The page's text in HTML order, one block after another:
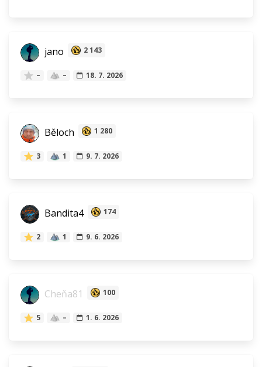
jano 2 143
– – 18. 7. 2026
Běloch 1 280
3 1 9. 7. 2026
Bandita4 174
2 1 9. 6. 2026
Cheňa81 100
5 – 1. 6. 2026